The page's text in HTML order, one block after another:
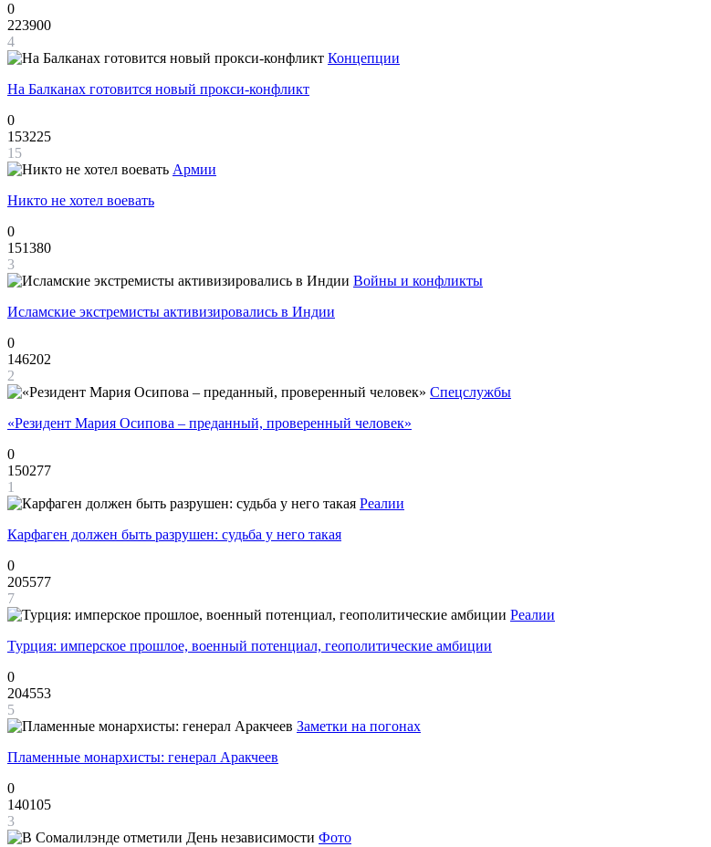
0
223900
4
Концепции
На Балканах готовится новый прокси-конфликт
0
153225
15
Армии
Никто не хотел воевать
0
151380
3
Войны и конфликты
Исламские экстремисты активизировались в Индии
0
146202
2
Спецслужбы
«Резидент Мария Осипова – преданный, проверенный человек»
0
150277
1
Реалии
Карфаген должен быть разрушен: судьба у него такая
0
205577
7
Реалии
Турция: имперское прошлое, военный потенциал, геополитические амбиции
0
204553
5
Заметки на погонах
Пламенные монархисты: генерал Аракчеев
0
140105
3
Фото